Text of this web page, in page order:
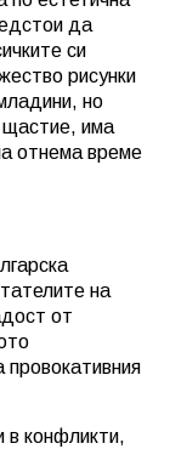
да
си
рисунки
но
щастие, има
отнема време
на
от
провокативния
в конфликти,